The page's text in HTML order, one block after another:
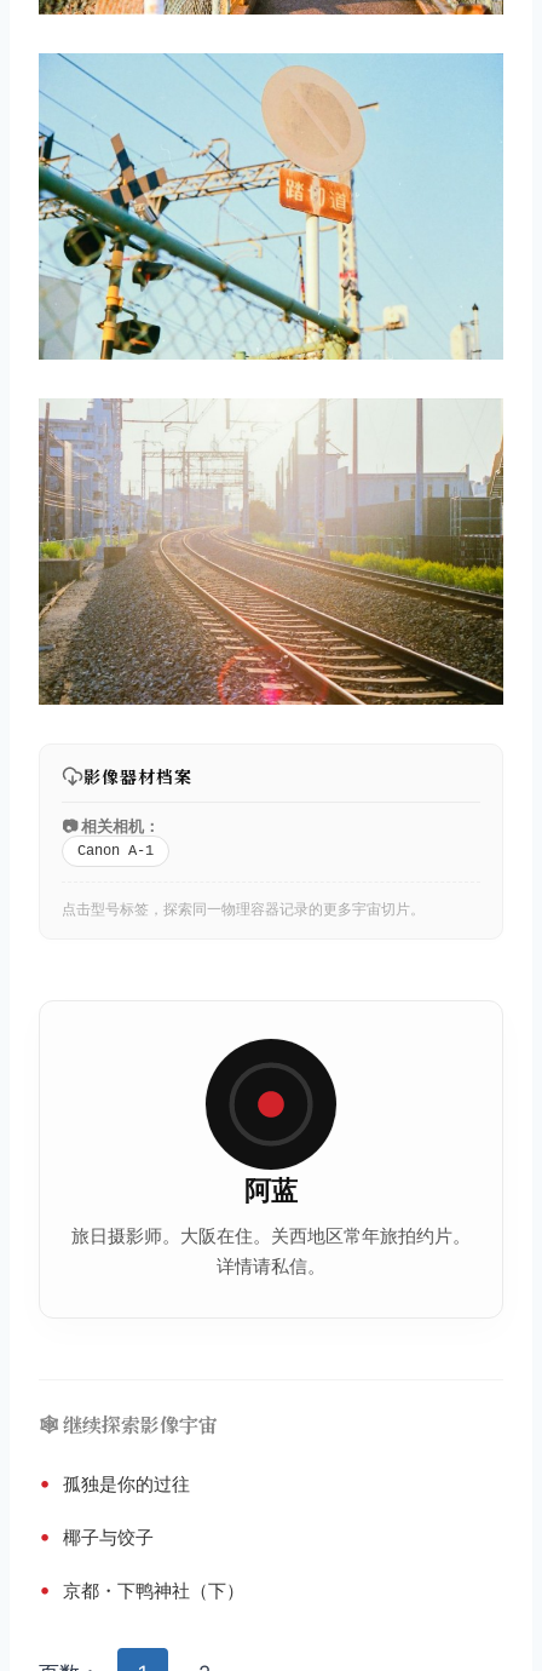
影像器材档案
📷 相关相机：
Canon A-1
点击型号标签，探索同一物理容器记录的更多宇宙切片。
阿蓝
旅日摄影师。大阪在住。关西地区常年旅拍约片。
详情请私信。
🕸️ 继续探索影像宇宙
• 孤独是你的过往
• 椰子与饺子
• 京都・下鸭神社（下）
取消